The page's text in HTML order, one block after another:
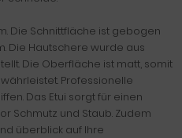
Die Schnittfläche ist gebogen
Die Hautschere wurde aus
Die Oberfläche ist matt, somit
Professionelle
Das Etui sorgt für einen
Schmutz und Staub. Zudem
überblick auf Ihre